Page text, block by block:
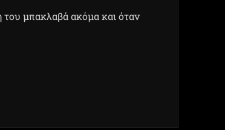
του μπακλαβά ακόμα και όταν